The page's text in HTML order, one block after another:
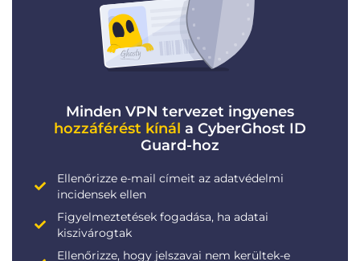
Minden VPN tervezet ingyenes
hozzáférést kínál a CyberGhost ID
Guard-hoz
Ellenőrizze e-mail címeit az adatvédelmi
incidensek ellen
Figyelmeztetések fogadása, ha adatai
kiszivárogtak
Ellenőrizze, hogy jelszavai nem kerültek-e